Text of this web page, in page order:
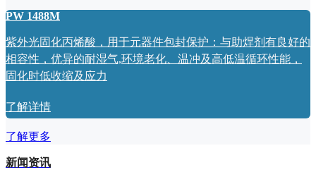
PW 1488M
紫外光固化丙烯酸，用于元器件包封保护：与助焊剂有良好的
相容性，优异的耐湿气,环境老化、温冲及高低温循环性能，
固化时低收缩及应力
了解详情
了解更多
新闻资讯